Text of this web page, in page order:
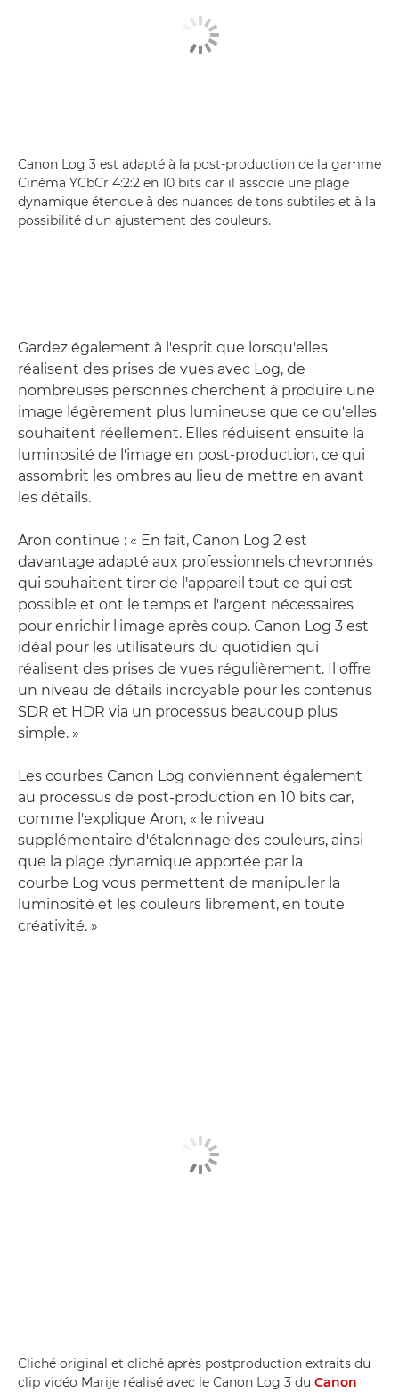
Canon Log 3 est adapté à la post-production de la gamme
Cinéma YCbCr 4:2:2 en 10 bits car il associe une plage
dynamique étendue à des nuances de tons subtiles et à la
possibilité d'un ajustement des couleurs.
Gardez également à l'esprit que lorsqu'elles
réalisent des prises de vues avec Log, de
nombreuses personnes cherchent à produire une
image légèrement plus lumineuse que ce qu'elles
souhaitent réellement. Elles réduisent ensuite la
luminosité de l'image en post-production, ce qui
assombrit les ombres au lieu de mettre en avant
les détails.
Aron continue : « En fait, Canon Log 2 est
davantage adapté aux professionnels chevronnés
qui souhaitent tirer de l'appareil tout ce qui est
possible et ont le temps et l'argent nécessaires
pour enrichir l'image après coup. Canon Log 3 est
idéal pour les utilisateurs du quotidien qui
réalisent des prises de vues régulièrement. Il offre
un niveau de détails incroyable pour les contenus
SDR et HDR via un processus beaucoup plus
simple. »
Les courbes Canon Log conviennent également
au processus de post-production en 10 bits car,
comme l'explique Aron, « le niveau
supplémentaire d'étalonnage des couleurs, ainsi
que la plage dynamique apportée par la
courbe Log vous permettent de manipuler la
luminosité et les couleurs librement, en toute
créativité. »
Cliché original et cliché après postproduction extraits du
clip vidéo Marije réalisé avec le Canon Log 3 du Canon